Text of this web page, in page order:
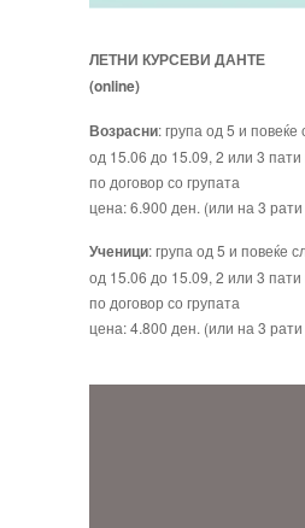
ЛЕТНИ КУРСЕВИ ДАНТЕ
(online)
Возрасни: група од 5 и
од 15.06 до 15.09, 2 или 3
по договор со групата
цена: 6.900 ден. (или на 3
Ученици: група од 5 и повеќе
од 15.06 до 15.09, 2 или 3
по договор со групата
цена: 4.800 ден. (или на 3